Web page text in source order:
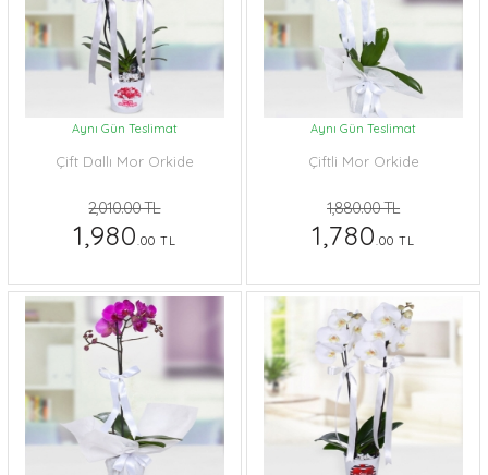
Aynı Gün Teslimat
Çift Dallı Mor Orkide
2,010.00 TL
1,980.00 TL
Aynı Gün Teslimat
Çiftli Mor Orkide
1,880.00 TL
1,780.00 TL